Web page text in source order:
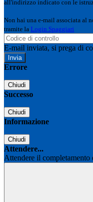
all'indirizzo indicato con le
Non hai una e-mail associata al
tramite la Login Spaggiari
E-mail inviata, si prega di
Errore
Chiudi
Successo
Chiudi
Informazione
Chiudi
Attendere...
Attendere il completamento